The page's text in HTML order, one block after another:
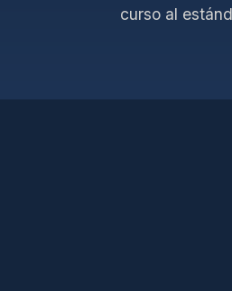
curso al